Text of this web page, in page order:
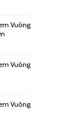
Vuông
Vuông
Vuông